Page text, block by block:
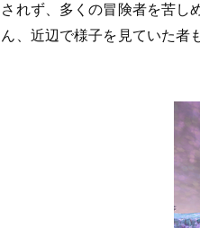
されず、多くの冒険者を苦し
ん、近辺で様子を見ていた者